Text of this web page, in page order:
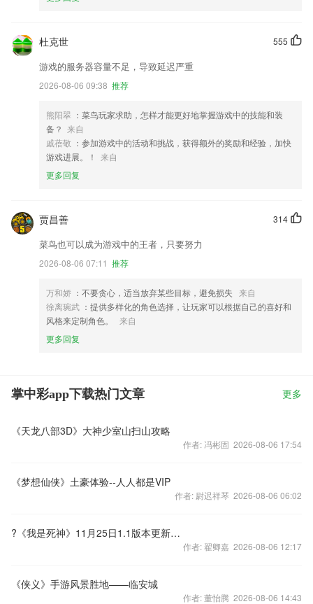
555
杜克世
游戏的服务器容量不足，导致延迟严重
2026-08-06 09:38 推荐
熊阳翠 ：菜鸟玩家求助，怎样才能更好地掌握游戏中的技能和装
备？ 来自
戚蓓敬 ：参加游戏中的活动和挑战，获得额外的奖励和经验，加快
游戏进展。！
来自
更多回复
314
贾昌善
菜鸟也可以成为游戏中的王者，只要努力
2026-08-06 07:11 推荐
万和娇 ：不要贪心，适当放弃某些目标，避免损失 来自
徐离琬武 ：提供多样化的角色选择，让玩家可以根据自己的喜好和
风格来定制角色。
来自
更多回复
掌中彩app下载热门文章 更多
《天龙八部3D》大神少室山扫山攻略
作者: 冯彬固 2026-08-06 17:54
《梦想仙侠》土豪体验--人人都是VIP
作者: 尉迟祥琴 2026-08-06 06:02
?《我是死神》11月25日1.1版本更新预告
作者: 翟卿嘉 2026-08-06 12:17
《侠义》手游风景胜地——临安城
作者: 董怡腾 2026-08-06 14:43